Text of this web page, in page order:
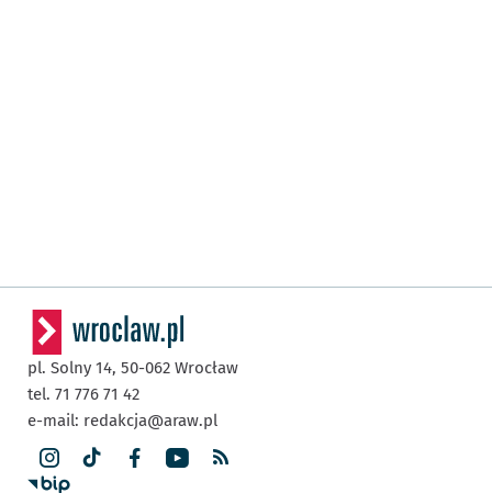
pl. Solny 14, 50-062 Wrocław
tel. 71 776 71 42
e-mail: redakcja@araw.pl